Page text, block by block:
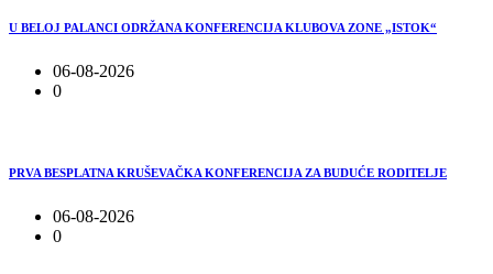
U BELOJ PALANCI ODRŽANA KONFERENCIJA KLUBOVA ZONE „ISTOK“
06-08-2026
0
PRVA BESPLATNA KRUŠEVAČKA KONFERENCIJA ZA BUDUĆE RODITELJE
06-08-2026
0